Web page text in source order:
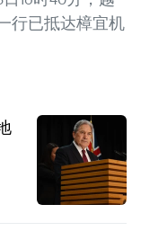
行已抵达樟宜机